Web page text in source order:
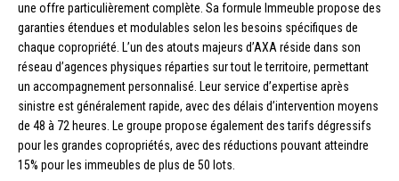
une offre particulièrement complète. Sa formule Immeuble propose des
garanties étendues et modulables selon les besoins spécifiques de
chaque copropriété. L’un des atouts majeurs d’AXA réside dans son
réseau d’agences physiques réparties sur tout le territoire, permettant
un accompagnement personnalisé. Leur service d’expertise après
sinistre est généralement rapide, avec des délais d’intervention moyens
de 48 à 72 heures. Le groupe propose également des tarifs dégressifs
pour les grandes copropriétés, avec des réductions pouvant atteindre
15% pour les immeubles de plus de 50 lots.